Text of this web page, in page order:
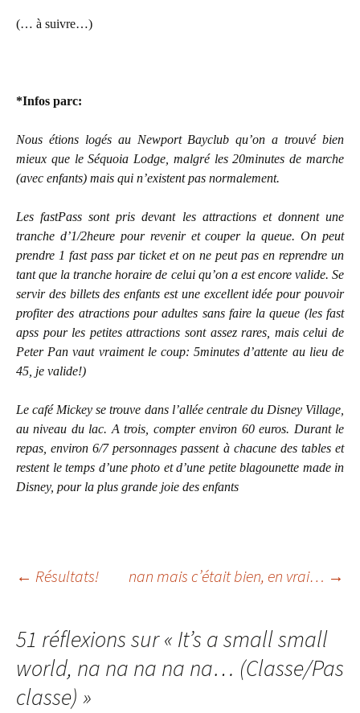
(… à suivre…)
*Infos parc:
Nous étions logés au Newport Bayclub qu’on a trouvé bien
mieux que le Séquoia Lodge, malgré les 20minutes de marche
(avec enfants) mais qui n’existent pas normalement.
Les fastPass sont pris devant les attractions et donnent une
tranche d’1/2heure pour revenir et couper la queue. On peut
prendre 1 fast pass par ticket et on ne peut pas en reprendre un
tant que la tranche horaire de celui qu’on a est encore valide. Se
servir des billets des enfants est une excellent idée pour pouvoir
profiter des atractions pour adultes sans faire la queue (les fast
apss pour les petites attractions sont assez rares, mais celui de
Peter Pan vaut vraiment le coup: 5minutes d’attente au lieu de
45, je valide!)
Le café Mickey se trouve dans l’allée centrale du Disney Village,
au niveau du lac. A trois, compter environ 60 euros. Durant le
repas, environ 6/7 personnages passent à chacune des tables et
restent le temps d’une photo et d’une petite blagounette made in
Disney, pour la plus grande joie des enfants
Navigation
des
articles
← Résultats! nan mais c’était bien, en vrai… →
51 réflexions sur « It’s a small small
world, na na na na na… (Classe/Pas
classe) »